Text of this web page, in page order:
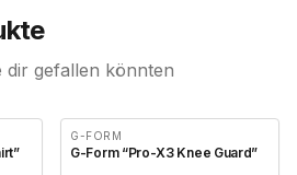
dir gefallen könnten
G-FORM
G-Form “Pro-X3 Knee Guard”